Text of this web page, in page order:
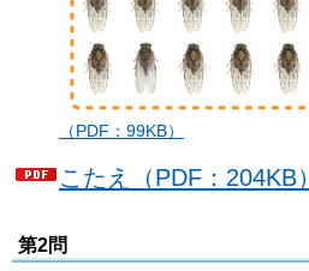
（PDF：99KB）
こたえ（PDF：204KB）
第2問